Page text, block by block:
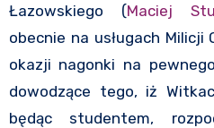
Łazowskiego (Maciej
obecnie na usługach
okazji nagonki na
dowodzące tego, iż
będąc studentem,